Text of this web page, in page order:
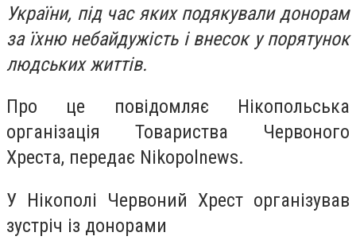
України, під час яких подякували донорам
за їхню небайдужість і внесок у порятунок
людських життів.
Про це повідомляє Нікопольська
організація Товариства Червоного
Хреста, передає Nikopolnews.
У Нікополі Червоний Хрест організував
зустріч із донорами